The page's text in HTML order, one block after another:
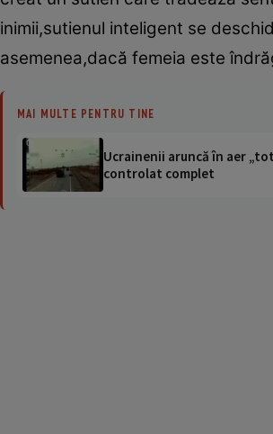
inimii,sutienul inteligent se
asemenea,dacă femeia este
MAI MULTE PENTRU TINE
Ucrainenii aruncă în aer
controlat complet